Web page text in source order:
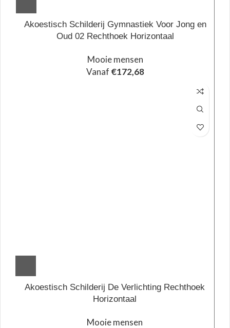
Akoestisch Schilderij Gymnastiek Voor Jong en
Oud 02 Rechthoek Horizontaal
Mooie mensen
Vanaf €172,68
Akoestisch Schilderij De Verlichting Rechthoek
Horizontaal
Mooie mensen